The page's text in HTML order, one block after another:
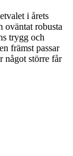
i årets
oväntat robusta
trygg och
främst passar
något större får